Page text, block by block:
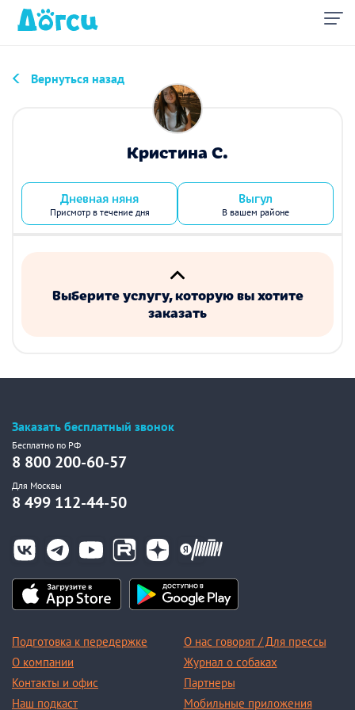
Вернуться назад
Кристина С.
Дневная няня
Присмотр в течение дня
Выгул
В вашем районе
Выберите услугу, которую вы хотите
заказать
Заказать бесплатный звонок
Бесплатно по РФ
8 800 200-60-57
Для Москвы
8 499 112-44-50
Подготовка к передержке
О компании
Контакты и офис
Наш подкаст
О нас говорят / Для прессы
Журнал о собаках
Партнеры
Мобильные приложения